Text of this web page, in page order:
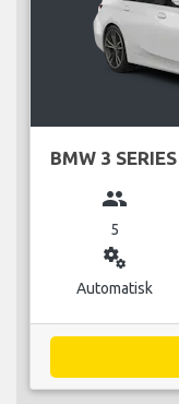
BMW 3 SERIES
group
5
miscellaneous_services
Automatisk